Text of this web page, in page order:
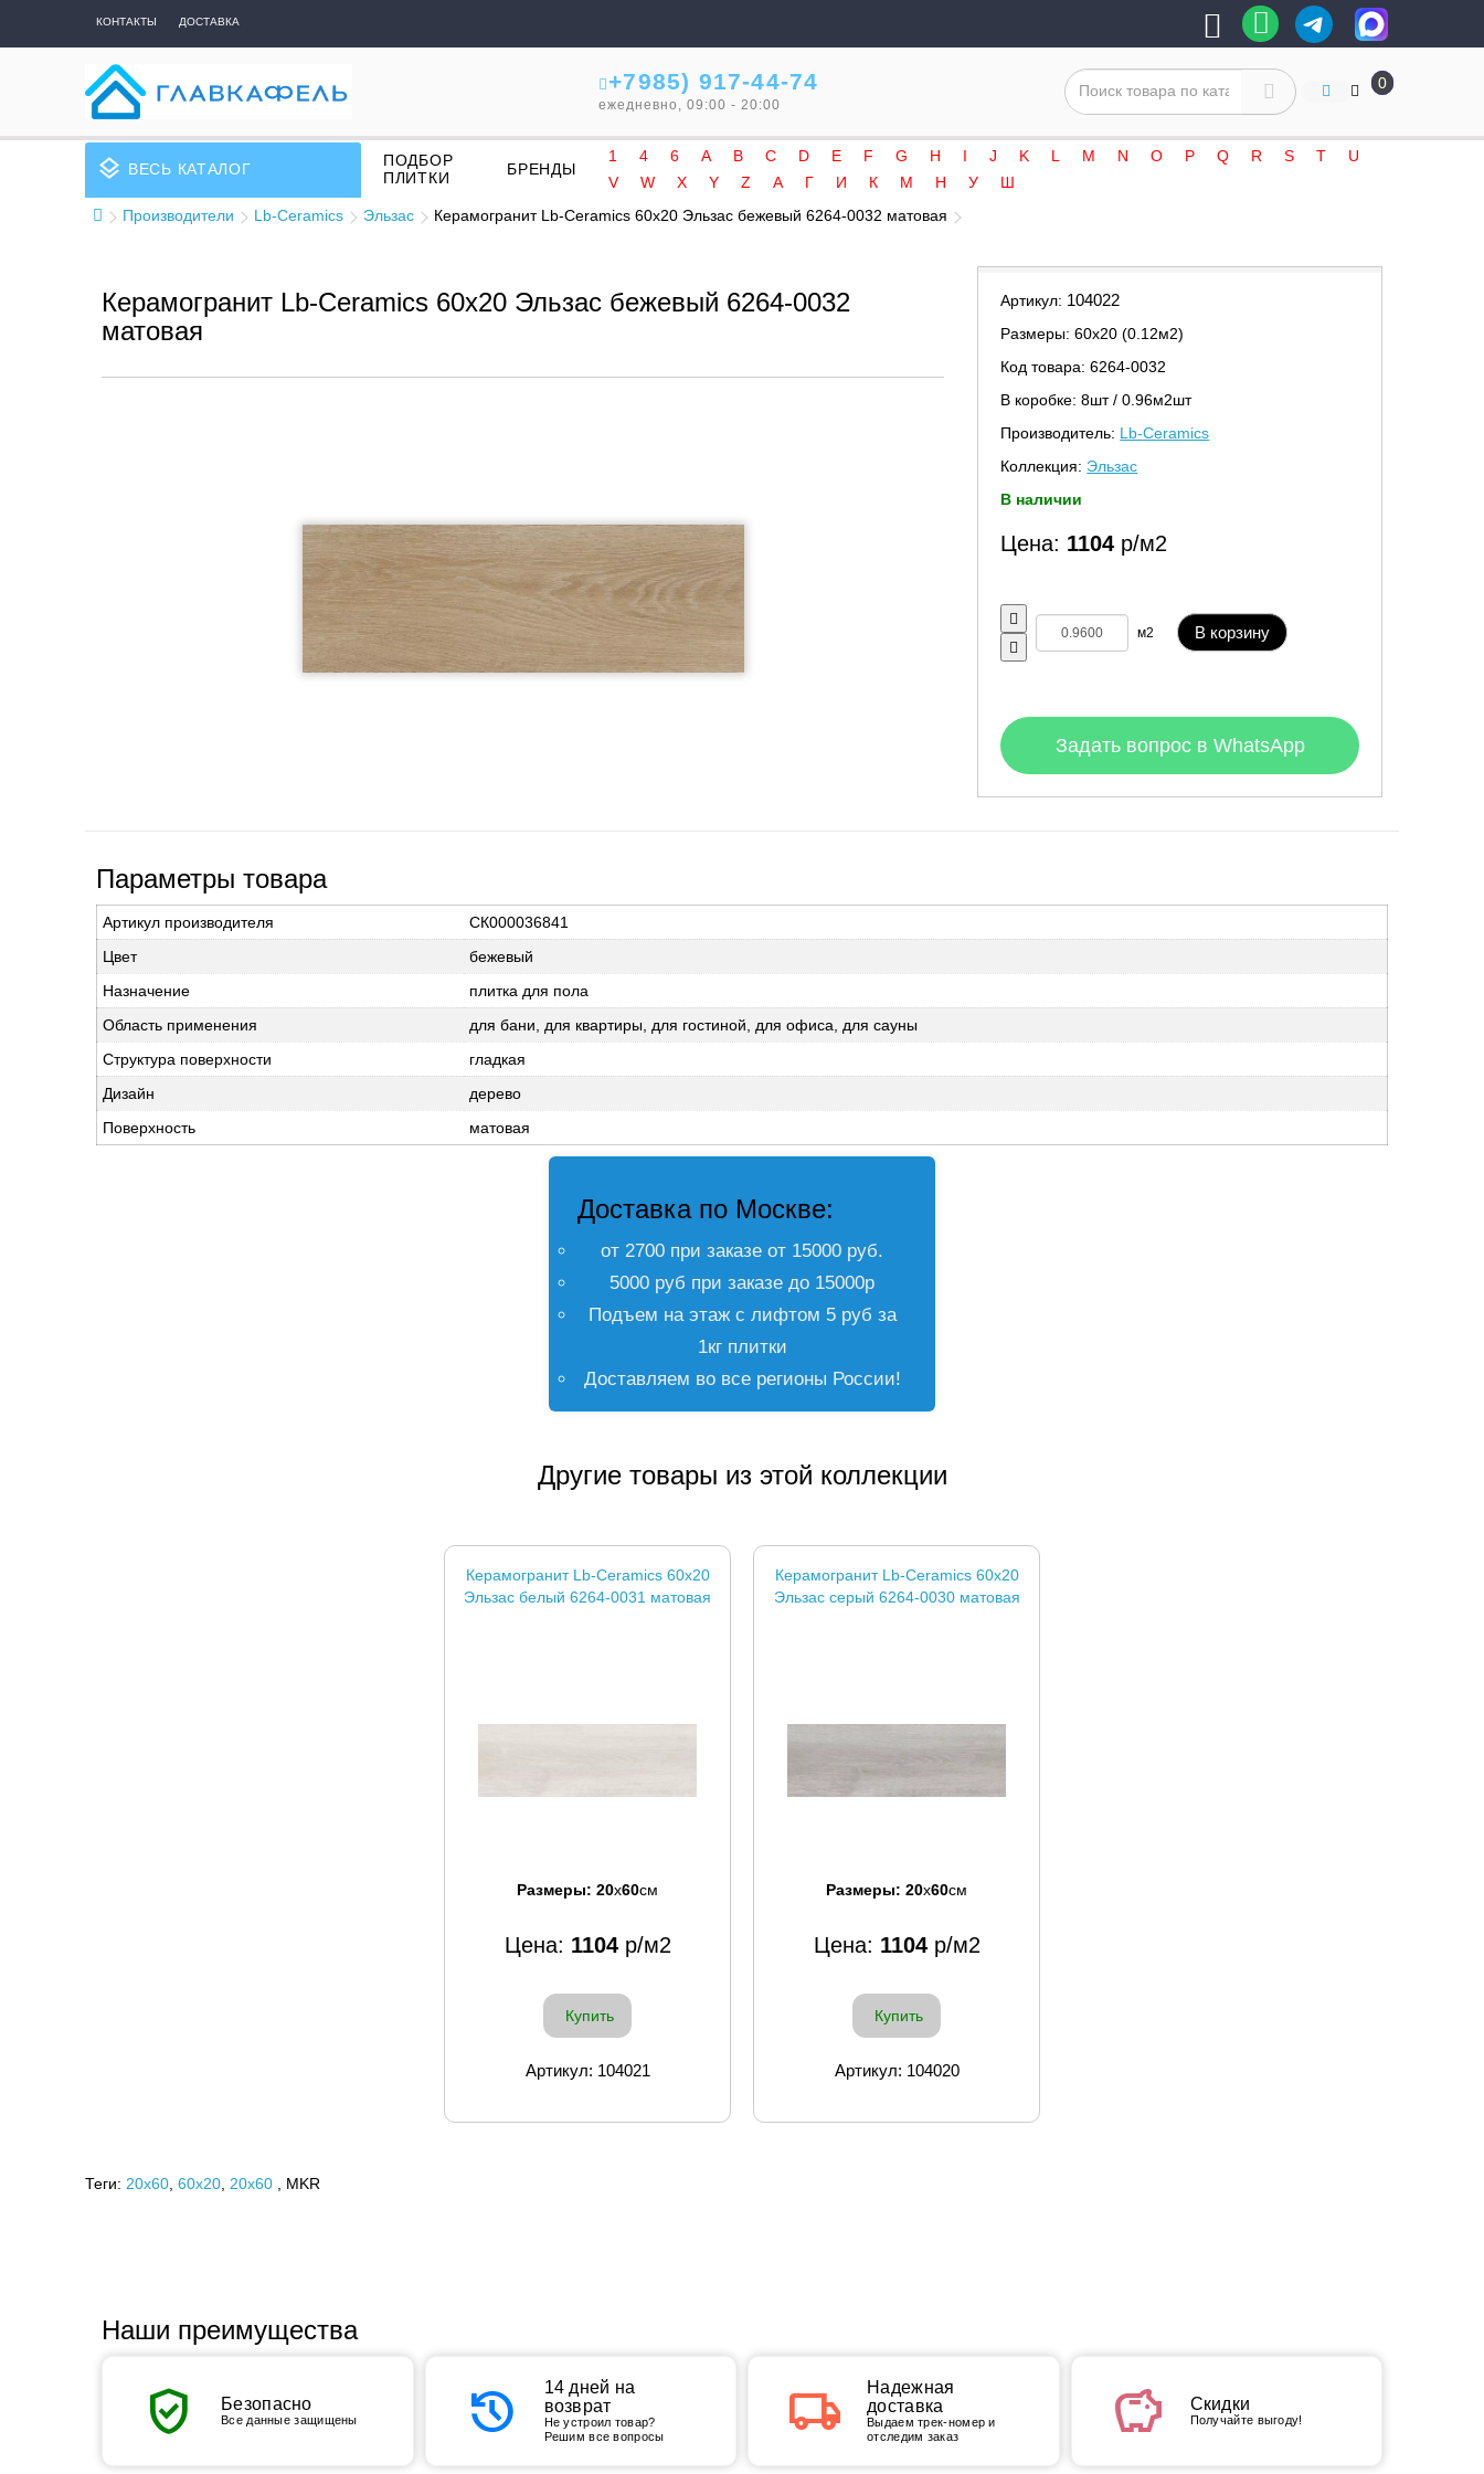
КОНТАКТЫ ДОСТАВКА
+7985) 917-44-74
ежедневно, 09:00 - 20:00
0
layers ВЕСЬ КАТАЛОГ
ПОДБОР
ПЛИТКИ
БРЕНДЫ
1 4 6 A B C D E F G H I J K L M N O P Q R S T
U
V
W X Y Z А Г И К М Н У
Ш
Производители
Lb-Ceramics Эльзас Керамогранит Lb-Ceramics 60x20 Эльзас бежевый 6264-0032 матовая
Керамогранит Lb-Ceramics 60x20 Эльзас бежевый 6264-0032
матовая
Артикул: 104022
Размеры: 60х20 (0.12м2)
Код товара: 6264-0032
В коробке: 8шт / 0.96м2шт
Производитель: Lb-Ceramics
Коллекция: Эльзас
В наличии
Цена: 1104 р/м2
м2 В корзину
Задать вопрос в WhatsApp
Параметры товара
Артикул производителя
СК000036841
Цвет
бежевый
Назначение
плитка для пола
Область применения
для бани, для квартиры, для гостиной, для офиса, для сауны
Структура поверхности
гладкая
Дизайн
дерево
Поверхность
матовая
Доставка по Москве:
от 2700 при заказе от 15000 руб.
5000 руб при заказе до 15000р
Подъем на этаж с лифтом 5 руб за
1кг плитки
Доставляем во все регионы России!
Другие товары из этой коллекции
Керамогранит Lb-Ceramics 60x20
Эльзас белый 6264-0031 матовая
Размеры: 20x60см
Цена: 1104р/м2
Купить
Артикул: 104021
Керамогранит Lb-Ceramics 60x20
Эльзас серый 6264-0030 матовая
Размеры: 20x60см
Цена: 1104р/м2
Купить
Артикул: 104020
Теги: 20x60 60х20 20х60 , MKR
Наши преимущества
verified_user Безопасно
Все данные защищены history
14 дней на
возврат
Не устроил товар?
Решим все вопросы
local_shipping
Надежная
доставка
Выдаем трек-номер и
отследим заказ
savings Скидки
Получайте выгоду!